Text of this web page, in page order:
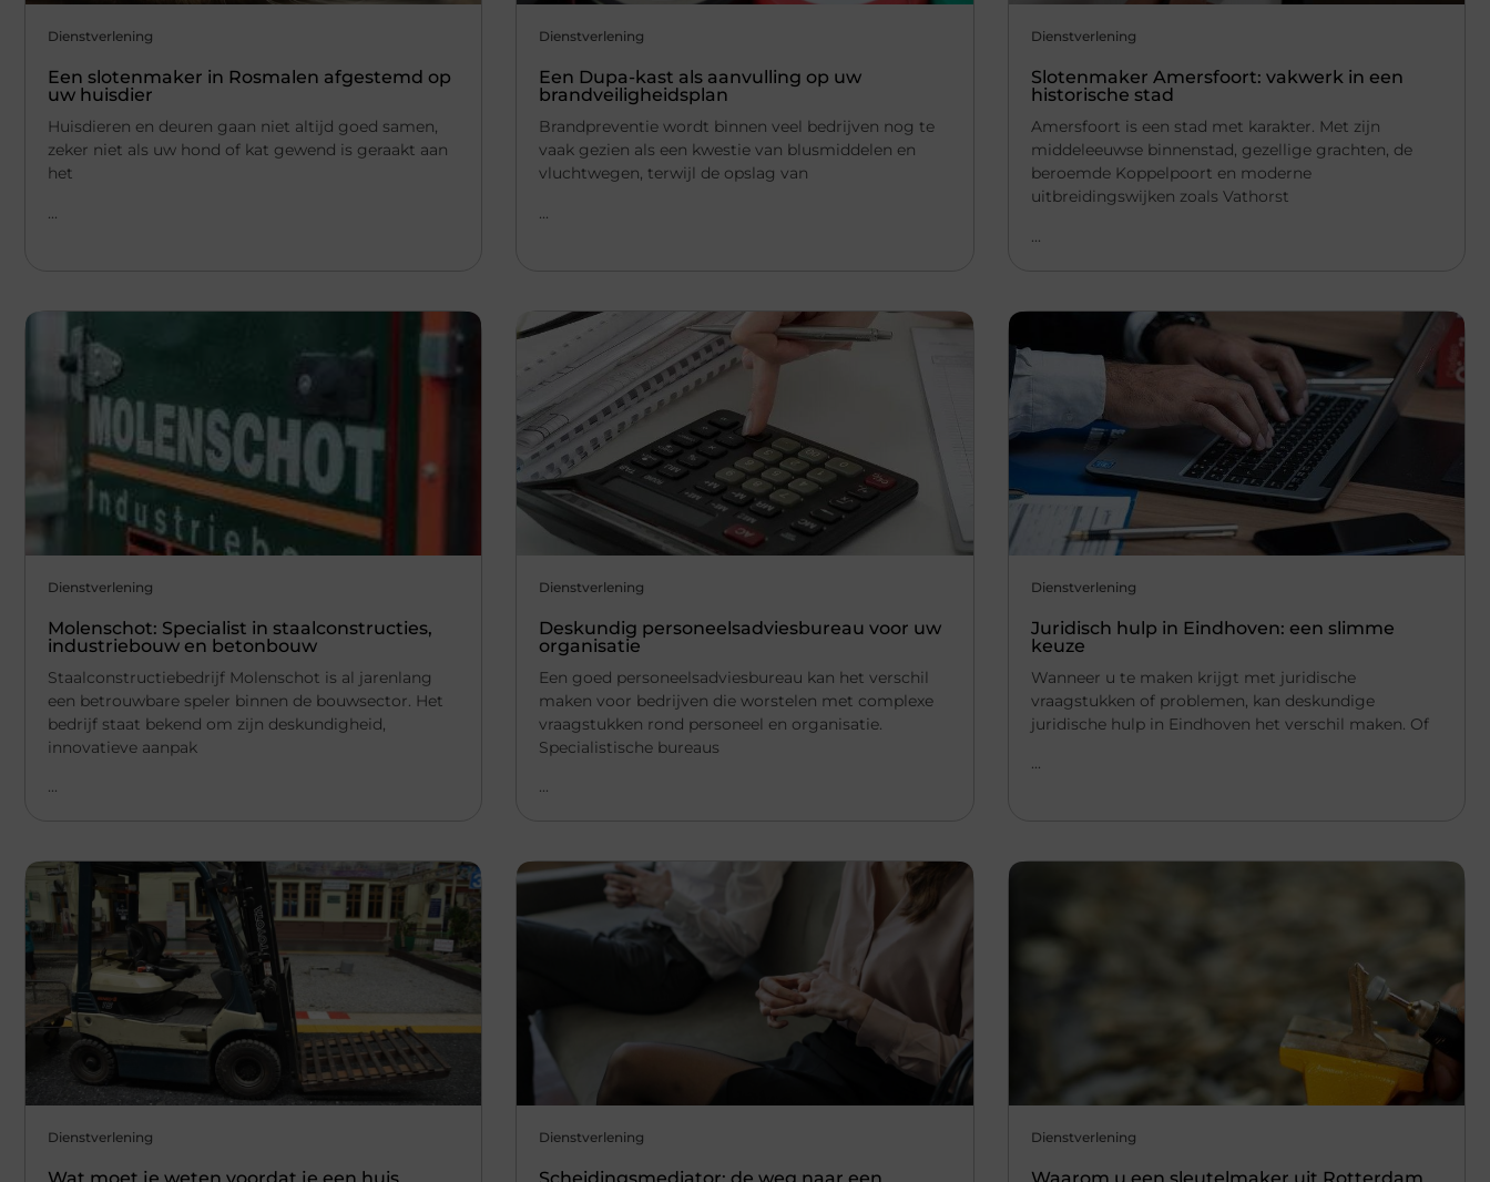
Dienstverlening
Een slotenmaker in Rosmalen afgestemd op
uw huisdier
Huisdieren en deuren gaan niet altijd goed samen,
zeker niet als uw hond of kat gewend is geraakt aan
het
Dienstverlening
Een Dupa-kast als aanvulling op uw
brandveiligheidsplan
Brandpreventie wordt binnen veel bedrijven nog te
vaak gezien als een kwestie van blusmiddelen en
vluchtwegen, terwijl de opslag van
Dienstverlening
Slotenmaker Amersfoort: vakwerk in een
historische stad
Amersfoort is een stad met karakter. Met zijn
middeleeuwse binnenstad, gezellige grachten, de
beroemde Koppelpoort en moderne
uitbreidingswijken zoals Vathorst
Dienstverlening
Molenschot: Specialist in staalconstructies,
industriebouw en betonbouw
Staalconstructiebedrijf Molenschot is al jarenlang
een betrouwbare speler binnen de bouwsector. Het
bedrijf staat bekend om zijn deskundigheid,
innovatieve aanpak
...
Dienstverlening
Deskundig personeelsadviesbureau voor uw
organisatie
Een goed personeelsadviesbureau kan het verschil
maken voor bedrijven die worstelen met complexe
vraagstukken rond personeel en organisatie.
Specialistische bureaus
...
Dienstverlening
Juridisch hulp in Eindhoven: een slimme
keuze
Wanneer u te maken krijgt met juridische
vraagstukken of problemen, kan deskundige
juridische hulp in Eindhoven het verschil maken. Of
...
Dienstverlening Dienstverlening Dienstverlening